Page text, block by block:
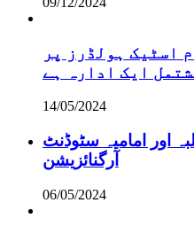
اسٹیک ہولڈرز پر
ایک ادارہ ہے
14/05/2024
اور امامیہ سٹوڈنٹ
آرگنائزیشن
06/05/2024